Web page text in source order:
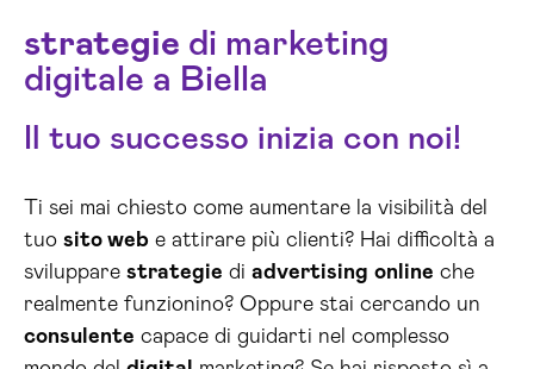
strategie di marketing
digitale a Biella
Il tuo successo inizia con noi!
Ti sei mai chiesto come aumentare la visibilità del
tuo sito web e attirare più clienti? Hai difficoltà a
sviluppare strategie di advertising online che
realmente funzionino? Oppure stai cercando un
consulente capace di guidarti nel complesso